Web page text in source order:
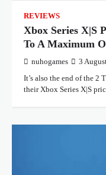
REVIEWS
Xbox Series X|S
To A Maximum
nuhogames 3
It’s also the end of the 2
their Xbox Series X|S